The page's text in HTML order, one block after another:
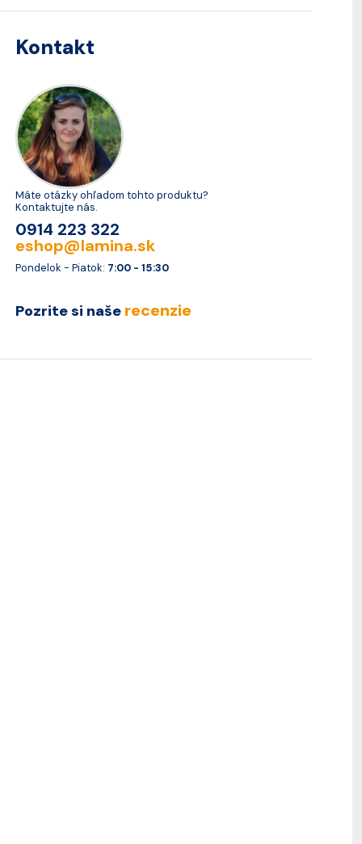
Kontakt
Máte otázky ohľadom tohto produktu?
Kontaktujte nás.
0914 223 322
eshop@lamina.sk
Pondelok - Piatok: 7:00 - 15:30
Pozrite si naše recenzie